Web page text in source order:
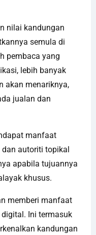
nilai kandungan
semula di
pembaca yang
lebih banyak
akan menariknya,
jualan dan
manfaat
autoriti topikal
apabila tujuannya
khusus.
memberi manfaat
Ini termasuk
kandungan